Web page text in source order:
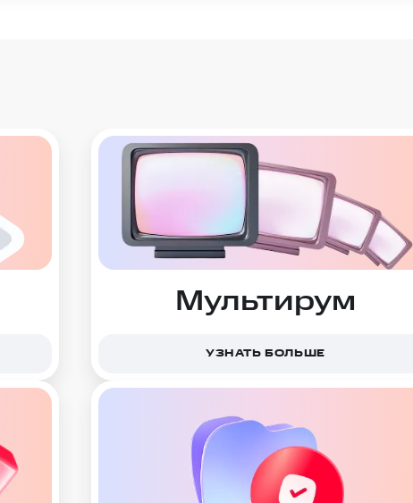
Мультирум
УЗНАТЬ БОЛЬШЕ